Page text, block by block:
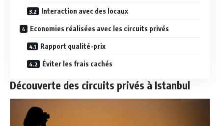
Interaction avec des locaux
Economies réalisées avec les circuits privés
Rapport qualité-prix
Éviter les frais cachés
Découverte des circuits privés à Istanbul